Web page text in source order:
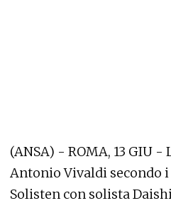
(ANSA) - ROMA, 13 GIU
Antonio Vivaldi secondo
Solisten con solista